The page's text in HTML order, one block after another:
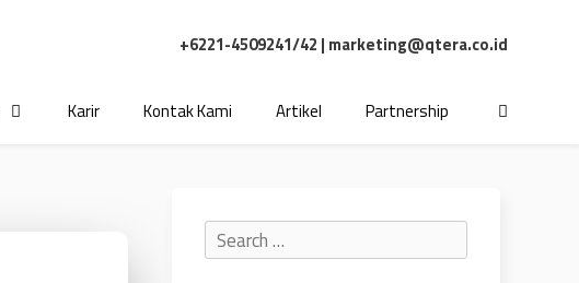
+6221-4509241/42 | marketing@qtera.co.id
Karir Kontak Kami Artikel Partnership